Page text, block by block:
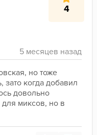
4
но тоже
когда добавил
довольно
миксов, но в